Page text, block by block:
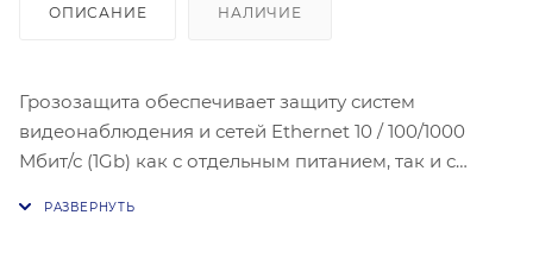
ОПИСАНИЕ НАЛИЧИЕ
Грозозащита обеспечивает защиту систем
видеонаблюдения и сетей Ethernet 10 / 100/1000
Мбит/с (1Gb) как с отдельным питанием, так и с